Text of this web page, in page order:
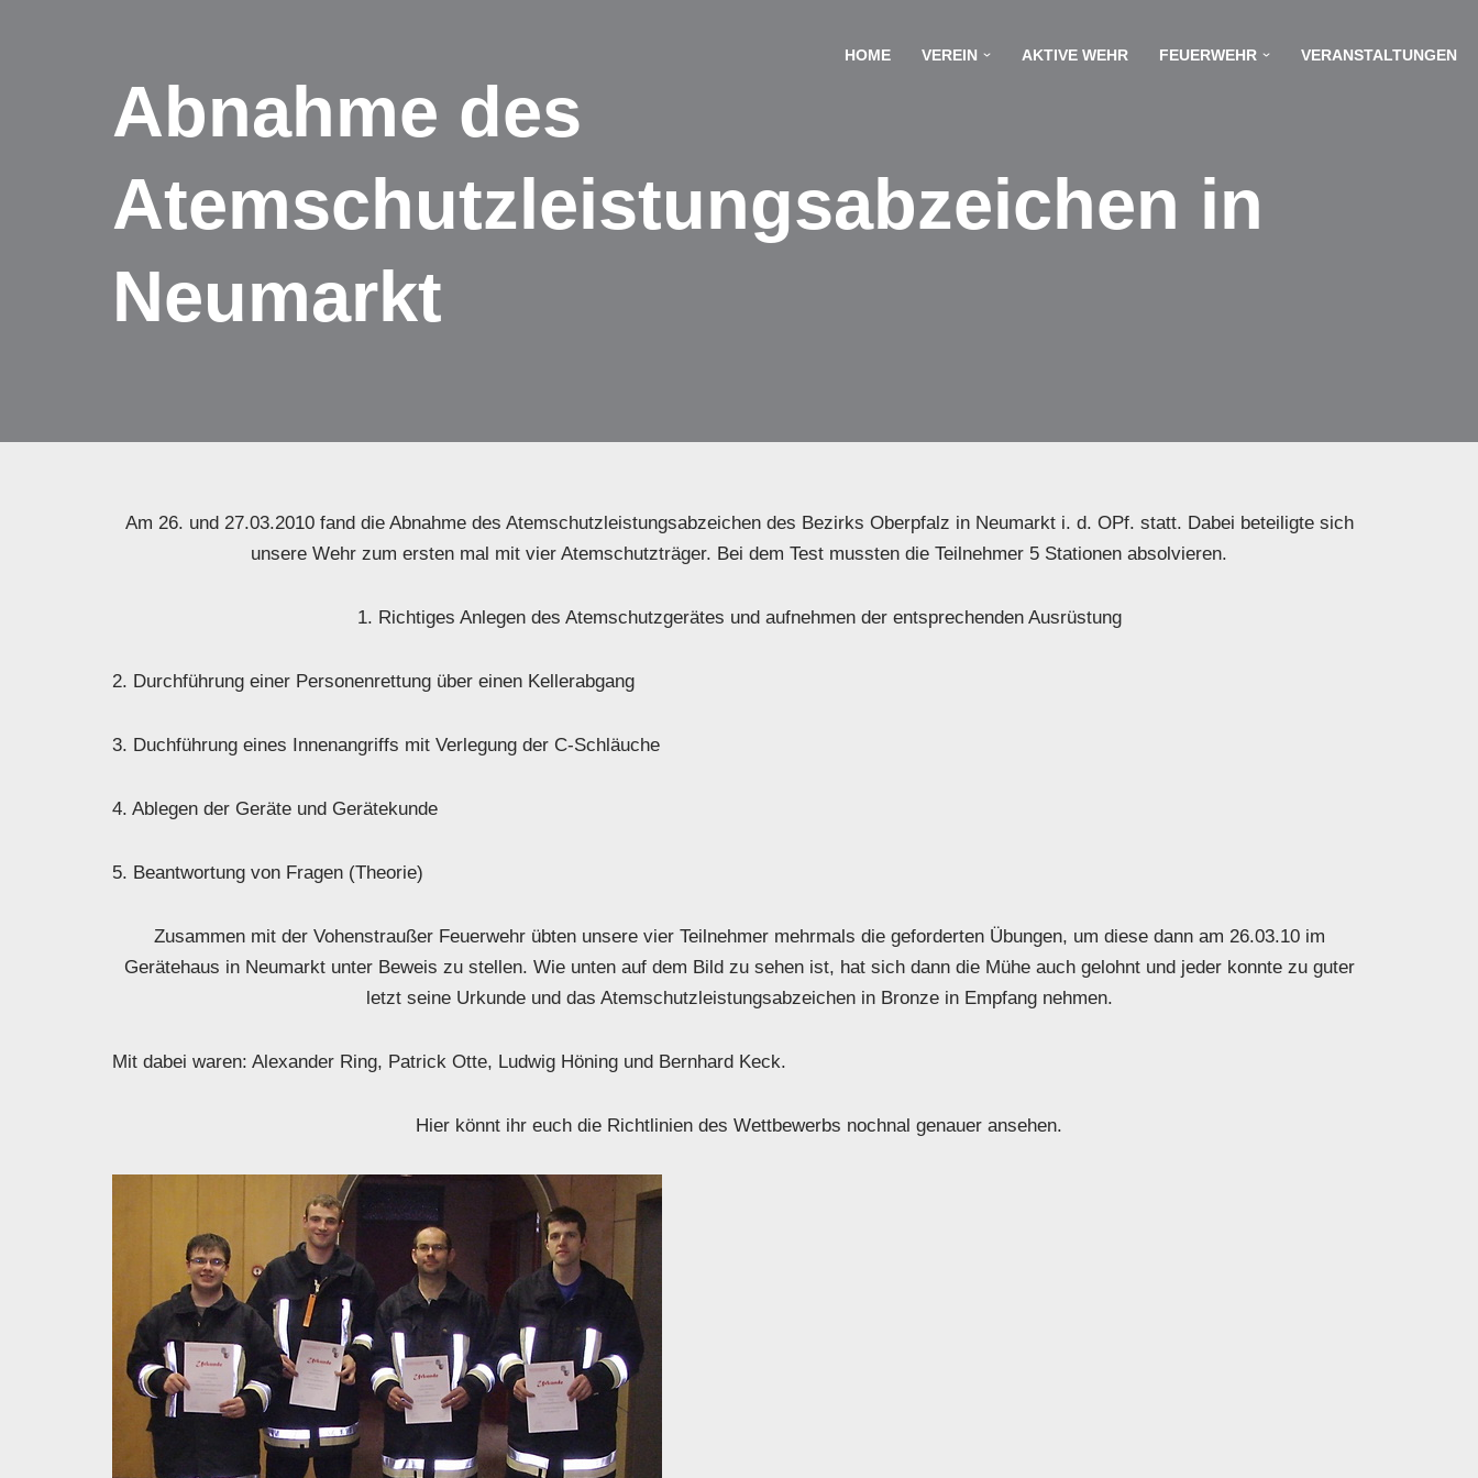
HOME VEREIN AKTIVE WEHR FEUERWEHR VERANSTALTUNGEN
Abnahme des
Atemschutzleistungsabzeichen in
Neumarkt
Am 26. und 27.03.2010 fand die Abnahme des Atemschutzleistungsabzeichen des Bezirks Oberpfalz in Neumarkt i. d. OPf. statt. Dabei beteiligte sich
unsere Wehr zum ersten mal mit vier Atemschutzträger. Bei dem Test mussten die Teilnehmer 5 Stationen absolvieren.
1. Richtiges Anlegen des Atemschutzgerätes und aufnehmen der entsprechenden Ausrüstung
2. Durchführung einer Personenrettung über einen Kellerabgang
3. Duchführung eines Innenangriffs mit Verlegung der C-Schläuche
4. Ablegen der Geräte und Gerätekunde
5. Beantwortung von Fragen (Theorie)
Zusammen mit der Vohenstraußer Feuerwehr übten unsere vier Teilnehmer mehrmals die geforderten Übungen, um diese dann am 26.03.10 im
Gerätehaus in Neumarkt unter Beweis zu stellen. Wie unten auf dem Bild zu sehen ist, hat sich dann die Mühe auch gelohnt und jeder konnte zu guter
letzt seine Urkunde und das Atemschutzleistungsabzeichen in Bronze in Empfang nehmen.
Mit dabei waren: Alexander Ring, Patrick Otte, Ludwig Höning und Bernhard Keck.
Hier könnt ihr euch die Richtlinien des Wettbewerbs nochnal genauer ansehen.